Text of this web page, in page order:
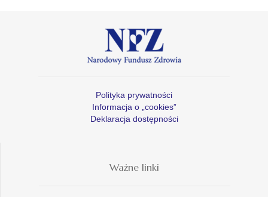
Polityka prywatności
Informacja o „cookies”
Deklaracja dostępności
Ważne linki